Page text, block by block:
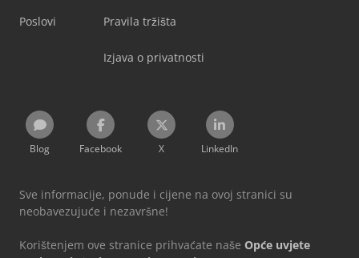
Poslovi Pravila tržišta
Izjava o privatnosti
Blog Facebook X LinkedIn
Sve informacije, ponude i cijene na ovoj stranici su
neobavezujuće i nezavršne!
Korištenjem ove stranice prihvaćate naše Opće uvjete